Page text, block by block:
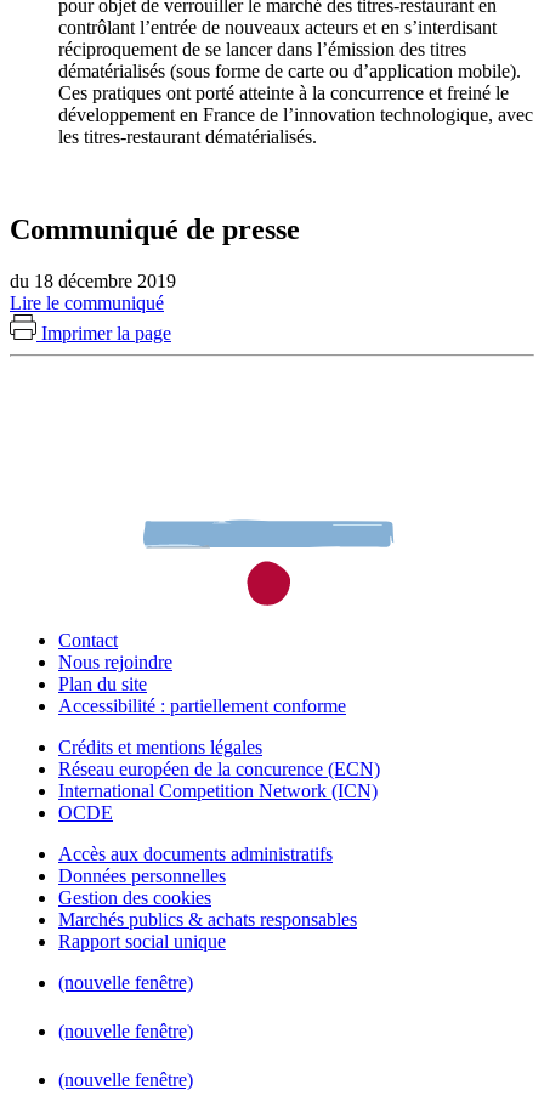
pour objet de verrouiller le marché des titres-restaurant en
contrôlant l’entrée de nouveaux acteurs et en s’interdisant
réciproquement de se lancer dans l’émission des titres
dématérialisés (sous forme de carte ou d’application mobile).
Ces pratiques ont porté atteinte à la concurrence et freiné le
développement en France de l’innovation technologique, avec
les titres-restaurant dématérialisés.
Communiqué de presse
du 18 décembre 2019
Lire le communiqué
Imprimer la page
Contact
Nous rejoindre
Plan du site
Accessibilité : partiellement conforme
Crédits et mentions légales
Réseau européen de la concurence (ECN)
International Competition Network (ICN)
OCDE
Accès aux documents administratifs
Données personnelles
Gestion des cookies
Marchés publics & achats responsables
Rapport social unique
(nouvelle fenêtre)
(nouvelle fenêtre)
(nouvelle fenêtre)